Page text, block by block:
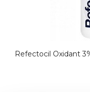
Refectocil Oxidant